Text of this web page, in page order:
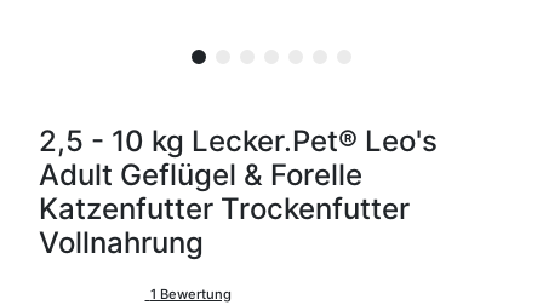
2,5 - 10 kg Lecker.Pet® Leo's
Adult Geflügel & Forelle
Katzenfutter Trockenfutter
Vollnahrung
1 Bewertung